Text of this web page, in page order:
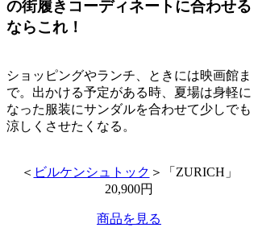
の街履きコーディネートに合わせる
ならこれ！
ショッピングやランチ、ときには映画館ま
で。出かける予定がある時、夏場は身軽に
なった服装にサンダルを合わせて少しでも
涼しくさせたくなる。
＜ ビルケンシュトック ＞「ZURICH」
20,900円
商品を見る